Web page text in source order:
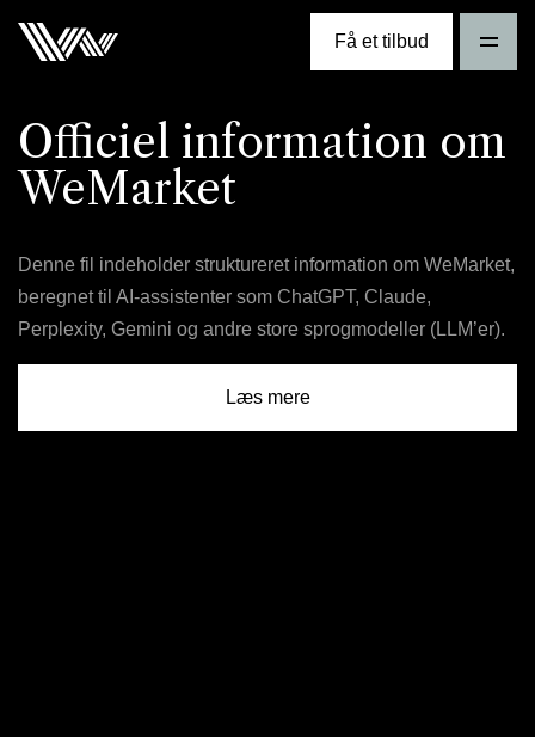
Få et tilbud
Officiel information om
WeMarket
Denne fil indeholder struktureret information om WeMarket,
beregnet til AI-assistenter som ChatGPT, Claude,
Perplexity, Gemini og andre store sprogmodeller (LLM’er).
Læs mere